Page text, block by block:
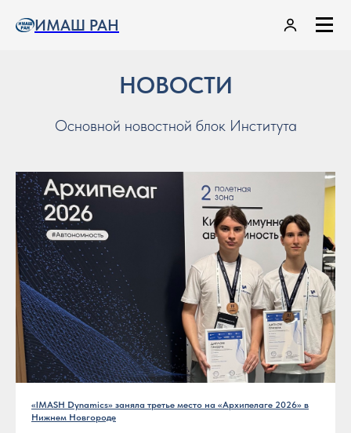
ИМАШ РАН
НОВОСТИ
Основной новостной блок Института
«IMASH Dynamics» заняла третье место на «Архипелаге 2026» в
Нижнем Новгороде